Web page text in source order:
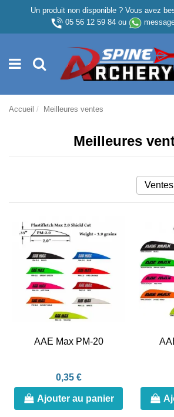
Un produit non disponible ? Vous avez
05 56 12 59 84ou
Accueil Meilleures ventes
Meilleures
AAE Max PM-20
0,35 €
Ajouter au panier